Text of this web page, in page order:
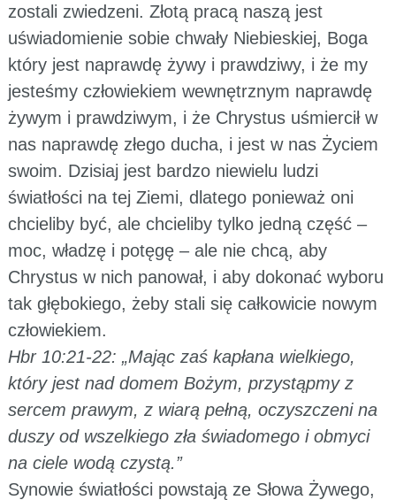
zostali zwiedzeni. Złotą pracą naszą jest
uświadomienie sobie chwały Niebieskiej, Boga
który jest naprawdę żywy i prawdziwy, i że my
jesteśmy człowiekiem wewnętrznym naprawdę
żywym i prawdziwym, i że Chrystus uśmiercił w
nas naprawdę złego ducha, i jest w nas Życiem
swoim. Dzisiaj jest bardzo niewielu ludzi
światłości na tej Ziemi, dlatego ponieważ oni
chcieliby być, ale chcieliby tylko jedną część –
moc, władzę i potęgę – ale nie chcą, aby
Chrystus w nich panował, i aby dokonać wyboru
tak głębokiego, żeby stali się całkowicie nowym
człowiekiem.
Hbr 10:21-22: „Mając zaś kapłana wielkiego,
który jest nad domem Bożym, przystąpmy z
sercem prawym, z wiarą pełną, oczyszczeni na
duszy od wszelkiego zła świadomego i obmyci
na ciele wodą czystą.”
Synowie światłości powstają ze Słowa Żywego,